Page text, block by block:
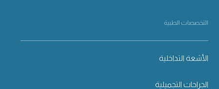
التخصصات الطبية
الأشعة التداخلية
الجراحات التجميلية